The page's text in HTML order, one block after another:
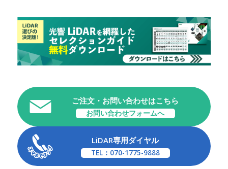
ご注文・お問い合わせはこちら
お問い合わせフォームへ
LiDAR専用ダイヤル
TEL：070-1775-9888